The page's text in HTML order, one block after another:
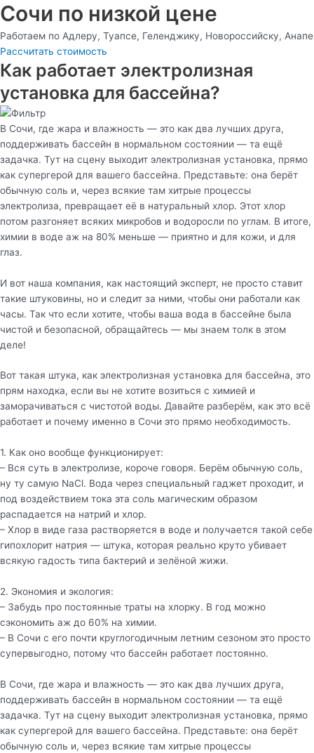
Сочи по низкой цене
Работаем по Адлеру, Туапсе, Геленджику, Новороссийску, Анапе
Рассчитать стоимость
Как работает электролизная
установка для бассейна?
В Сочи, где жара и влажность — это как два лучших друга,
поддерживать бассейн в нормальном состоянии — та ещё
задачка. Тут на сцену выходит электролизная установка, прямо
как супергерой для вашего бассейна. Представьте: она берёт
обычную соль и, через всякие там хитрые процессы
электролиза, превращает её в натуральный хлор. Этот хлор
потом разгоняет всяких микробов и водоросли по углам. В итоге,
химии в воде аж на 80% меньше — приятно и для кожи, и для
глаз.
И вот наша компания, как настоящий эксперт, не просто ставит
такие штуковины, но и следит за ними, чтобы они работали как
часы. Так что если хотите, чтобы ваша вода в бассейне была
чистой и безопасной, обращайтесь — мы знаем толк в этом
деле!
Вот такая штука, как электролизная установка для бассейна, это
прям находка, если вы не хотите возиться с химией и
заморачиваться с чистотой воды. Давайте разберём, как это всё
работает и почему именно в Сочи это прямо необходимость.
1. Как оно вообще функционирует:
– Вся суть в электролизе, короче говоря. Берём обычную соль,
ну ту самую NaCl. Вода через специальный гаджет проходит, и
под воздействием тока эта соль магическим образом
распадается на натрий и хлор.
– Хлор в виде газа растворяется в воде и получается такой себе
гипохлорит натрия — штука, которая реально круто убивает
всякую гадость типа бактерий и зелёной жижи.
2. Экономия и экология:
– Забудь про постоянные траты на хлорку. В год можно
сэкономить аж до 60% на химии.
– В Сочи с его почти круглогодичным летним сезоном это просто
супервыгодно, потому что бассейн работает постоянно.
В Сочи, где жара и влажность — это как два лучших друга,
поддерживать бассейн в нормальном состоянии — та ещё
задачка. Тут на сцену выходит электролизная установка, прямо
как супергерой для вашего бассейна. Представьте: она берёт
обычную соль и, через всякие там хитрые процессы